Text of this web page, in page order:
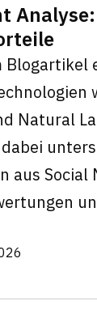
Blogartikel
Natural
aus Social